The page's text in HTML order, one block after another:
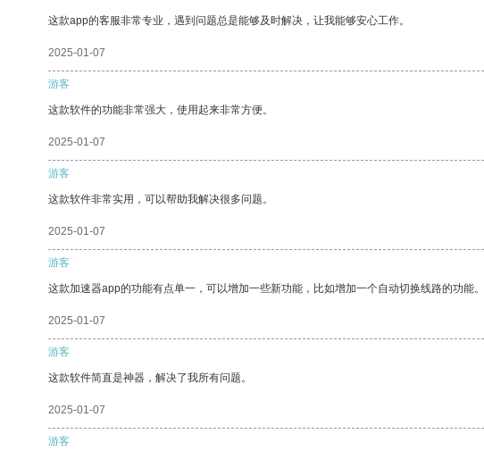
这款app的客服非常专业，遇到问题总是能够及时解决，让我能够安心工作。
2025-01-07
游客
这款软件的功能非常强大，使用起来非常方便。
2025-01-07
游客
这款软件非常实用，可以帮助我解决很多问题。
2025-01-07
游客
这款加速器app的功能有点单一，可以增加一些新功能，比如增加一个自动切换线路的功能。
2025-01-07
游客
这款软件简直是神器，解决了我所有问题。
2025-01-07
游客